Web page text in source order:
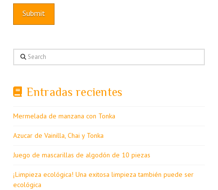
Search
Entradas recientes
Mermelada de manzana con Tonka
Azucar de Vainilla, Chai y Tonka
Juego de mascarillas de algodón de 10 piezas
¡Limpieza ecológica! Una exitosa limpieza también puede ser
ecológica